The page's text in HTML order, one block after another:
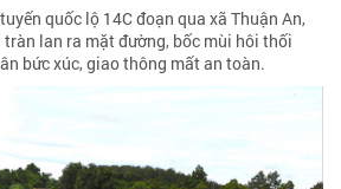
quốc lộ 14C đoạn qua xã Thuận An,
lan ra mặt đường, bốc mùi hôi thối
bức xúc, giao thông mất an toàn.